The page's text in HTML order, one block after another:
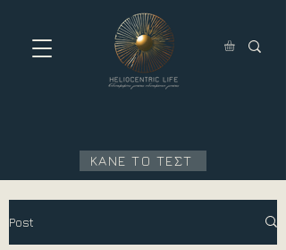
ΚΑΝΕ ΤΟ ΤΕΣΤ
Post